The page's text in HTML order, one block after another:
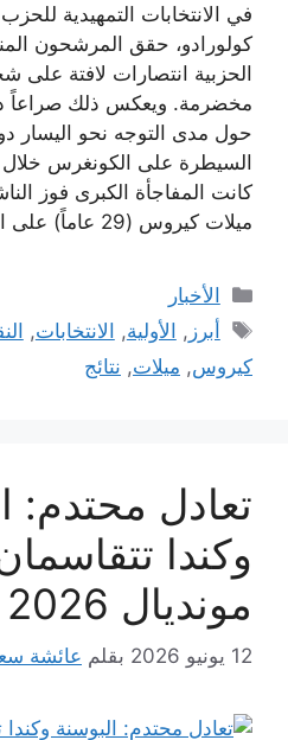
في الانتخابات التمهيدية
كولورادو، حقق المرشحون
الحزبية انتصارات لافتة
مخضرمة. ويعكس ذلك صراعاً
حول مدى التوجه نحو اليسار
السيطرة على الكونغرس خلال
كانت المفاجأة الكبرى فوز
ميلات كيروس (29 عاماً) على النائبة …
التصنيفات
الأخبار
الوسوم
أبرز , الأولية, الانتخابات,
كيروس, ميلات, نتائج
تعادل محتدم:
وكندا
مونديال 2026
12 يونيو 2026 بقلم عائشة